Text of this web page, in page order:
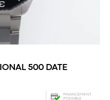
500 DATE
FINANCEMENT
POSSIBLE